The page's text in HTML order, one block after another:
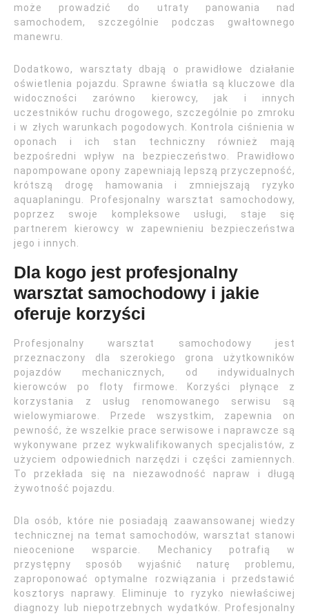
może prowadzić do utraty panowania nad
samochodem, szczególnie podczas gwałtownego
manewru.
Dodatkowo, warsztaty dbają o prawidłowe działanie
oświetlenia pojazdu. Sprawne światła są kluczowe dla
widoczności zarówno kierowcy, jak i innych
uczestników ruchu drogowego, szczególnie po zmroku
i w złych warunkach pogodowych. Kontrola ciśnienia w
oponach i ich stan techniczny również mają
bezpośredni wpływ na bezpieczeństwo. Prawidłowo
napompowane opony zapewniają lepszą przyczepność,
krótszą drogę hamowania i zmniejszają ryzyko
aquaplaningu. Profesjonalny warsztat samochodowy,
poprzez swoje kompleksowe usługi, staje się
partnerem kierowcy w zapewnieniu bezpieczeństwa
jego i innych.
Dla kogo jest profesjonalny
warsztat samochodowy i jakie
oferuje korzyści
Profesjonalny warsztat samochodowy jest
przeznaczony dla szerokiego grona użytkowników
pojazdów mechanicznych, od indywidualnych
kierowców po floty firmowe. Korzyści płynące z
korzystania z usług renomowanego serwisu są
wielowymiarowe. Przede wszystkim, zapewnia on
pewność, że wszelkie prace serwisowe i naprawcze są
wykonywane przez wykwalifikowanych specjalistów, z
użyciem odpowiednich narzędzi i części zamiennych.
To przekłada się na niezawodność napraw i długą
żywotność pojazdu.
Dla osób, które nie posiadają zaawansowanej wiedzy
technicznej na temat samochodów, warsztat stanowi
nieocenione wsparcie. Mechanicy potrafią w
przystępny sposób wyjaśnić naturę problemu,
zaproponować optymalne rozwiązania i przedstawić
kosztorys naprawy. Eliminuje to ryzyko niewłaściwej
diagnozy lub niepotrzebnych wydatków. Profesjonalny